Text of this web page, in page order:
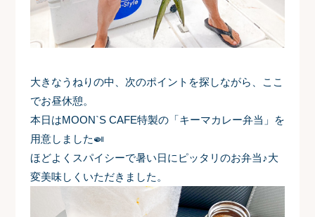
大きなうねりの中、次のポイントを探しながら、ここ
でお昼休憩。
本日はMOON`S CAFE特製の「キーマカレー弁当」を
用意しました🍛
ほどよくスパイシーで暑い日にピッタリのお弁当♪大
変美味しくいただきました。